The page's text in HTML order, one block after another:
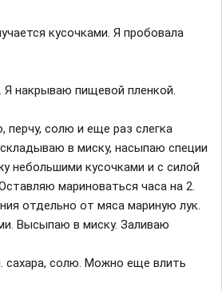
кусочками. Я пробовала
Я накрываю пищевой пленкой.
перчу, солю и еще раз слегка
в миску, насыпаю специи
небольшими кусочками и с силой
мариноваться часа на 2.
отдельно от мяса мариную лук.
Высыпаю в миску. Заливаю
сахара, солю. Можно еще влить